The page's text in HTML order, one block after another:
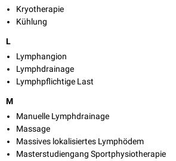
Kryotherapie
Kühlung
L
Lymphangion
Lymphdrainage
Lymphpflichtige Last
M
Manuelle Lymphdrainage
Massage
Massives lokalisiertes Lymphödem
Masterstudiengang Sportphysiotherapie